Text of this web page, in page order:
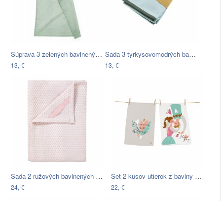
Súprava 3 zelených bavlnených…
13,-€
Sada 3 tyrkysovomodrých bavlnených…
13,-€
Sada 2 ružových bavlnených utierok na…
24,-€
Set 2 kusov utierok z bavlny Butter…
22,-€